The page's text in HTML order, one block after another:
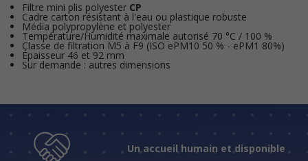
Filtre mini plis polyester CP
Cadre carton résistant à l'eau ou plastique robuste
Média polypropylène et polyester
Température/Humidité maximale autorisé 70 °C / 100 %
Classe de filtration M5 à F9 (ISO ePM10 50 % - ePM1 80%)
Épaisseur 46 et 92 mm
Sur demande : autres dimensions
Un accueil humain et disponible